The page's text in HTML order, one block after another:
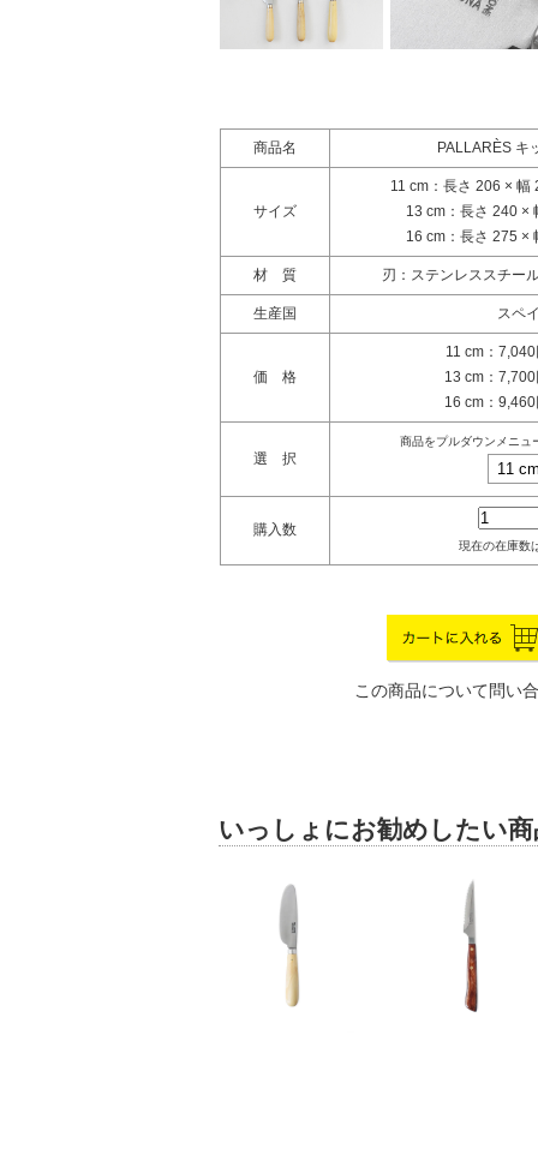
商品名 PALLARÈS キ
サイズ
11 cm：長さ 206 × 幅
13 cm：長さ 240 × 幅
16 cm：長さ 275 × 幅
材 質 刃：ステンレススチー
生産国 スペ
価 格
11 cm：
13 cm：
16 cm：
選 択
商品をプルダウンメニュ
購入数
現在の在庫数
この商品について問い
いっしょにお勧めしたい商